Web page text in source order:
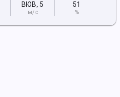
ВЮВ, 5
м/с
51
%